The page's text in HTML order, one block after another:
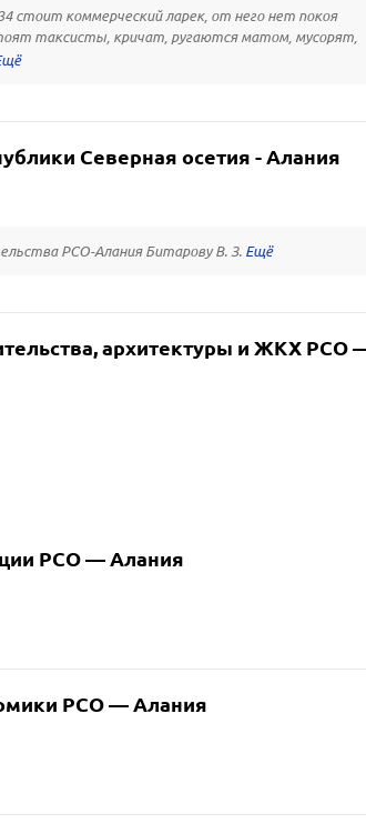
стоит коммерческий ларек, от него нет покоя
таксисты, кричат, ругаются матом, мусорят,
Северная осетия - Алания
РСО-Алания Битарову В. З.
архитектуры и ЖКХ РСО
РСО — Алания
РСО — Алания